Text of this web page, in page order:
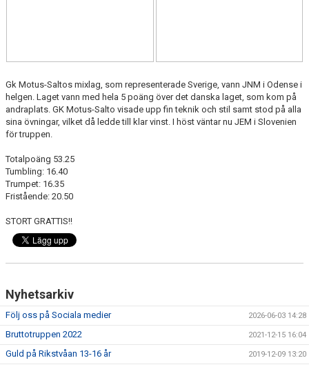
Gk Motus-Saltos mixlag, som representerade Sverige, vann JNM i Odense i
helgen. Laget vann med hela 5 poäng över det danska laget, som kom på
andraplats. GK Motus-Salto visade upp fin teknik och stil samt stod på alla
sina övningar, vilket då ledde till klar vinst. I höst väntar nu JEM i Slovenien
för truppen.
Totalpoäng 53.25
Tumbling: 16.40
Trumpet: 16.35
Fristående: 20.50
STORT GRATTIS!!
Nyhetsarkiv
Följ oss på Sociala medier 2026-06-03 14:28
Bruttotruppen 2022 2021-12-15 16:04
Guld på Rikstvåan 13-16 år 2019-12-09 13:20